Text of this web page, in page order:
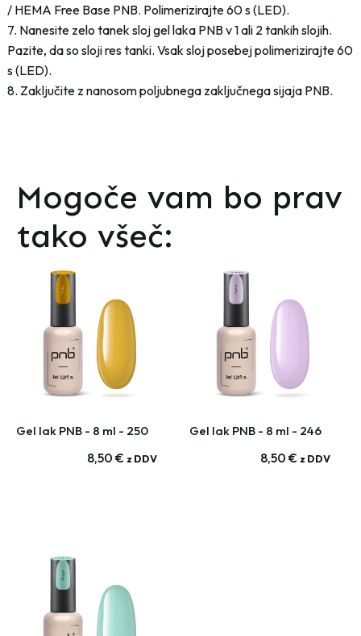
/ HEMA Free Base PNB. Polimerizirajte 60 s (LED).
7. Nanesite zelo tanek sloj gel laka PNB v 1 ali 2 tankih slojih.
Pazite, da so sloji res tanki. Vsak sloj posebej polimerizirajte 60
s (LED).
8. Zaključite z nanosom poljubnega zaključnega sijaja PNB.
Mogoče vam bo prav
tako všeč:
Gel lak PNB - 8 ml - 250
8,50€ z DDV
Gel lak PNB - 8 ml - 246
8,50€ z DDV